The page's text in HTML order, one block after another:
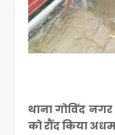
थाना गोविंद
को रौंद किया